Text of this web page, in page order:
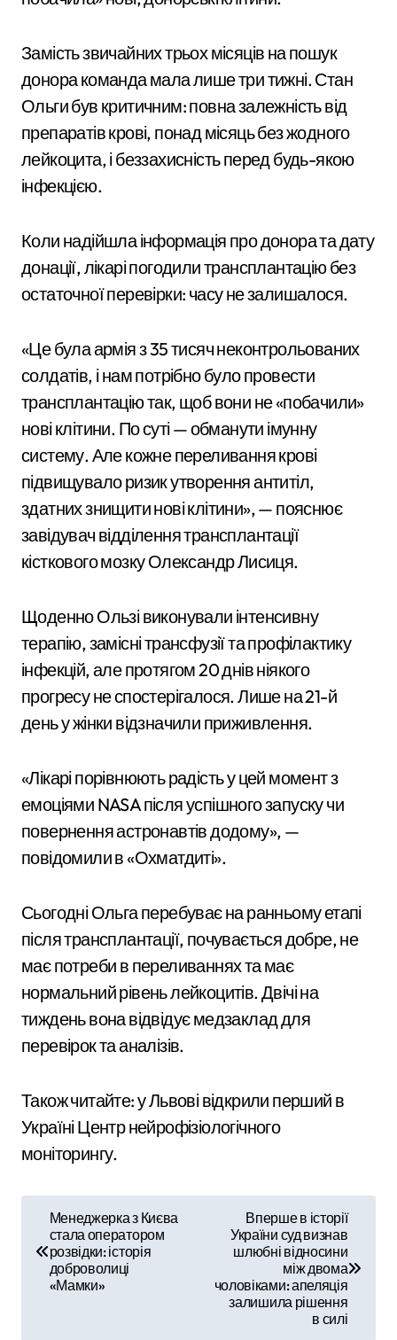
Замість звичайних трьох місяців на пошук
донора команда мала лише три тижні. Стан
Ольги був критичним: повна залежність від
препаратів крові, понад місяць без жодного
лейкоцита, і беззахисність перед будь-якою
інфекцією.
Коли надійшла інформація про донора та дату
донації, лікарі погодили трансплантацію без
остаточної перевірки: часу не залишалося.
«Це була армія з 35 тисяч неконтрольованих
солдатів, і нам потрібно було провести
трансплантацію так, щоб вони не «побачили»
нові клітини. По суті — обманути імунну
систему. Але кожне переливання крові
підвищувало ризик утворення антитіл,
здатних знищити нові клітини», — пояснює
завідувач відділення трансплантації
кісткового мозку Олександр Лисиця.
Щоденно Ользі виконували інтенсивну
терапію, замісні трансфузії та профілактику
інфекцій, але протягом 20 днів ніякого
прогресу не спостерігалося. Лише на 21-й
день у жінки відзначили приживлення.
«Лікарі порівнюють радість у цей момент з
емоціями NASA після успішного запуску чи
повернення астронавтів додому», —
повідомили в «Охматдиті».
Сьогодні Ольга перебуває на ранньому етапі
після трансплантації, почувається добре, не
має потреби в переливаннях та має
нормальний рівень лейкоцитів. Двічі на
тиждень вона відвідує медзаклад для
перевірок та аналізів.
Також читайте: у Львові відкрили перший в
Україні Центр нейрофізіологічного
моніторингу.
Менеджерка з Києва
стала оператором
розвідки: історія
доброволиці
«Мамки»
Вперше в історії
України суд визнав
шлюбні відносини
між двома
чоловіками: апеляція
залишила рішення
в силі